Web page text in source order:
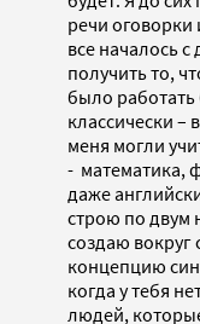
речи
все началось
получить то,
было
классически
меня могли
- математика,
даже
строю по двум
создаю вокруг
концепцию
когда у тебя
людей,